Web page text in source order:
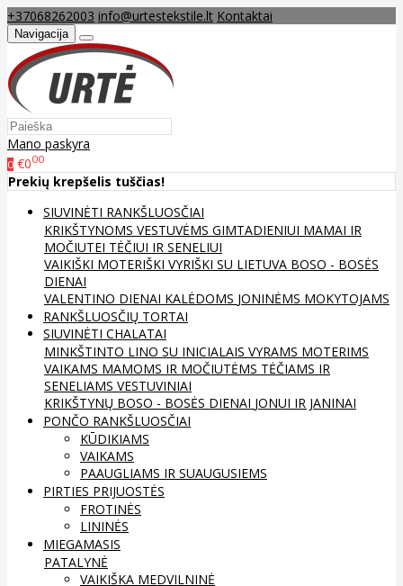
+37068262003 info@urtestekstile.lt Kontaktai
Navigacija
Mano paskyra
0 €000
Prekių krepšelis tuščias!
SIUVINĖTI RANKŠLUOSČIAI
KRIKŠTYNOMS VESTUVĖMS GIMTADIENIUI MAMAI IR
MOČIUTEI TĖČIUI IR SENELIUI
VAIKIŠKI MOTERIŠKI VYRIŠKI SU LIETUVA BOSO - BOSĖS
DIENAI
VALENTINO DIENAI KALĖDOMS JONINĖMS MOKYTOJAMS
RANKŠLUOSČIŲ TORTAI
SIUVINĖTI CHALATAI
MINKŠTINTO LINO SU INICIALAIS VYRAMS MOTERIMS
VAIKAMS MAMOMS IR MOČIUTĖMS TĖČIAMS IR
SENELIAMS VESTUVINIAI
KRIKŠTYNŲ BOSO - BOSĖS DIENAI JONUI IR JANINAI
PONČO RANKŠLUOSČIAI
KŪDIKIAMS
VAIKAMS
PAAUGLIAMS IR SUAUGUSIEMS
PIRTIES PRIJUOSTĖS
FROTINĖS
LININĖS
MIEGAMASIS
PATALYNĖ
VAIKIŠKA MEDVILNINĖ